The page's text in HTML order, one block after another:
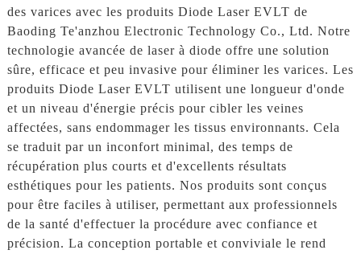
des varices avec les produits Diode Laser EVLT de
Baoding Te'anzhou Electronic Technology Co., Ltd. Notre
technologie avancée de laser à diode offre une solution
sûre, efficace et peu invasive pour éliminer les varices. Les
produits Diode Laser EVLT utilisent une longueur d'onde
et un niveau d'énergie précis pour cibler les veines
affectées, sans endommager les tissus environnants. Cela
se traduit par un inconfort minimal, des temps de
récupération plus courts et d'excellents résultats
esthétiques pour les patients. Nos produits sont conçus
pour être faciles à utiliser, permettant aux professionnels
de la santé d'effectuer la procédure avec confiance et
précision. La conception portable et conviviale le rend